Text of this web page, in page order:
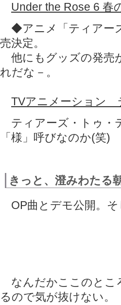
Under the Rose 6
◆アニメ「ティアー
売決定。
他にもグッズの発売
れだな－。
TVアニメーション
ティアーズ・トゥ・
「様」呼びなのか(笑)
きっと、澄みわたる
OP曲とデモ公開。そ
なんだかここのとこ
るので気が抜けない。